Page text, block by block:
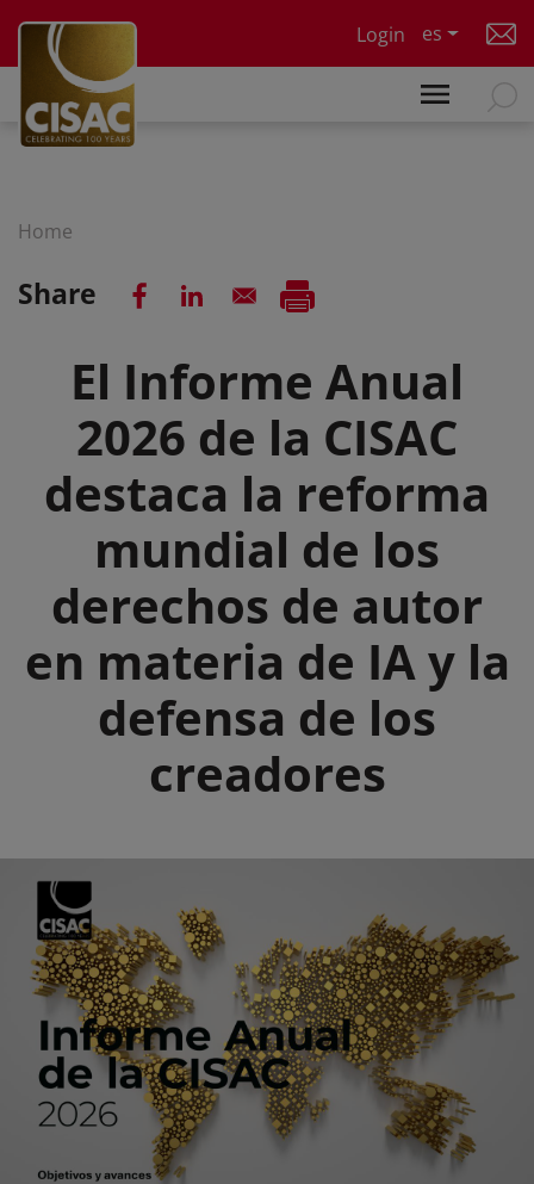
Login
es
Home
Share
El Informe Anual
2026 de la CISAC
destaca la reforma
mundial de los
derechos de autor
en materia de IA y la
defensa de los
creadores